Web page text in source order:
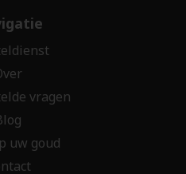
vragen
uw goud